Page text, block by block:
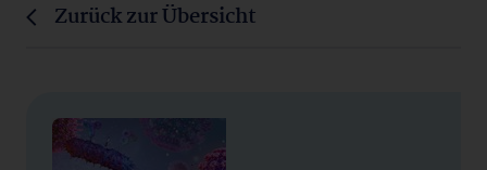
Zurück zur Übersicht